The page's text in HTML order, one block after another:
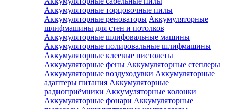
Аккумуляторные торцовочные пилы
Аккумуляторные реноваторы Аккумуляторные
шлифмашины для стен и потолков
Аккумуляторные шлифовальные машины
Аккумуляторные полировальные шлифмашины
Аккумуляторные клеевые пистолеты
Аккумуляторные фены Аккумуляторные степлеры
Аккумуляторные воздуходувки Аккумуляторные
адаптеры питания Аккумуляторные
радиоприёмники Аккумуляторные колонки
Аккумуляторные фонари Аккумуляторные